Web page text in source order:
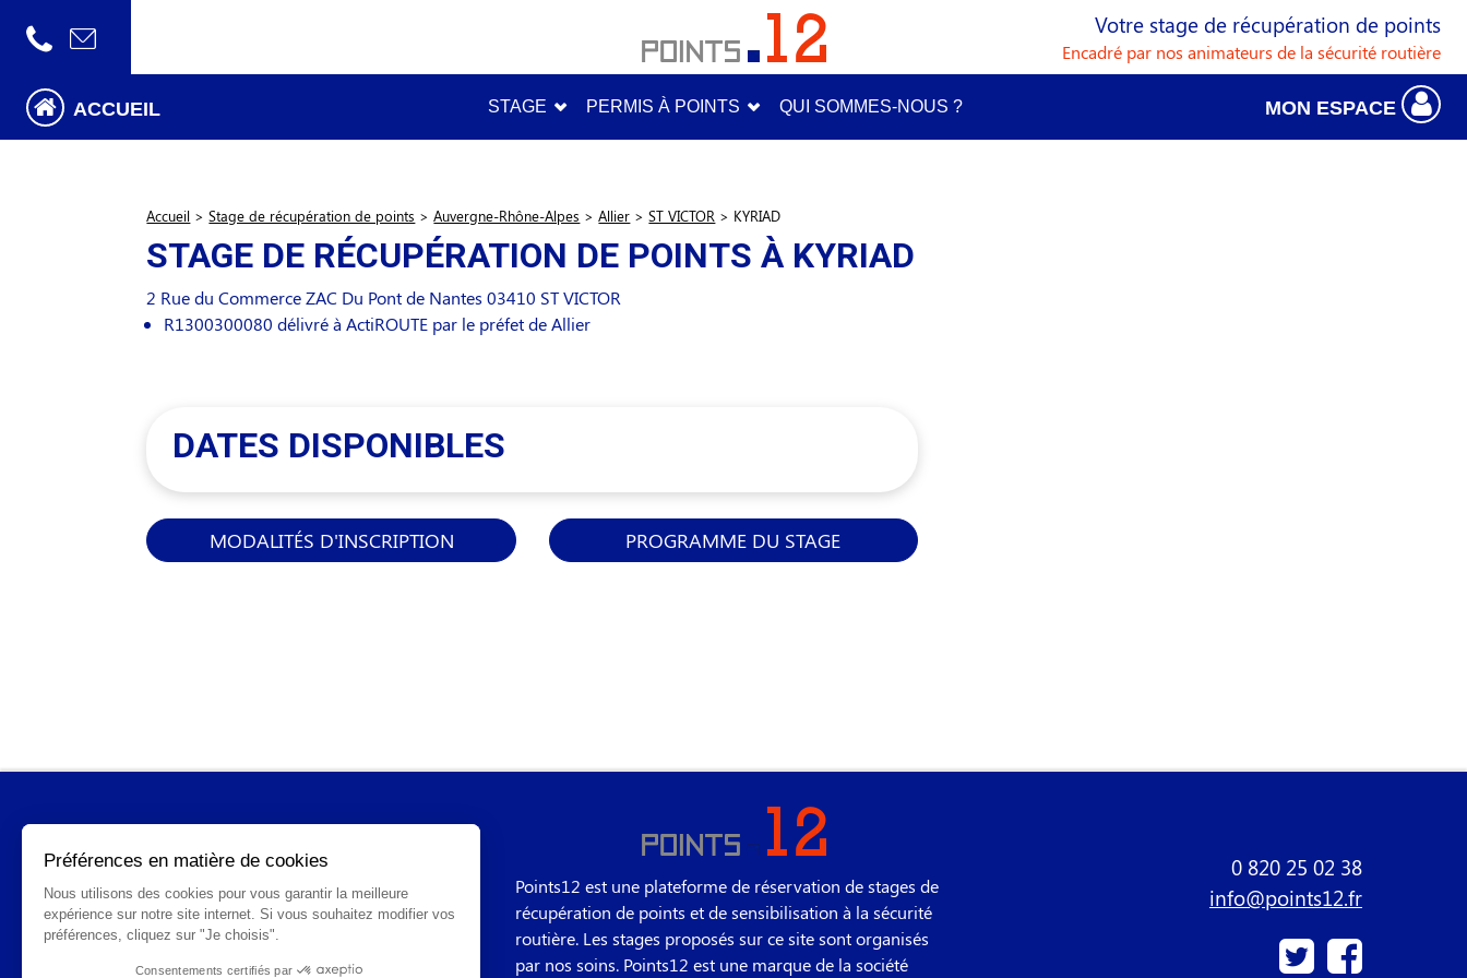
Votre stage de récupération de points
Encadré par nos animateurs de la sécurité routière
ACCUEIL STAGE PERMIS À POINTS QUI SOMMES-NOUS ? MON ESPACE
Accueil > Stage de récupération de points > Auvergne-Rhône-Alpes > Allier > ST VICTOR > KYRIAD
STAGE DE RÉCUPÉRATION DE POINTS À KYRIAD
2 Rue du Commerce ZAC Du Pont de Nantes 03410 ST VICTOR
R1300300080 délivré à ActiROUTE par le préfet de Allier
DATES DISPONIBLES
MODALITÉS D'INSCRIPTION PROGRAMME DU STAGE
FAQ
CGV
Points12 est une plateforme de réservation de stages de
récupération de points et de sensibilisation à la sécurité
routière. Les stages proposés sur ce site sont organisés
par nos soins. Points12 est une marque de la société
0 820 25 02 38
info@points12.fr